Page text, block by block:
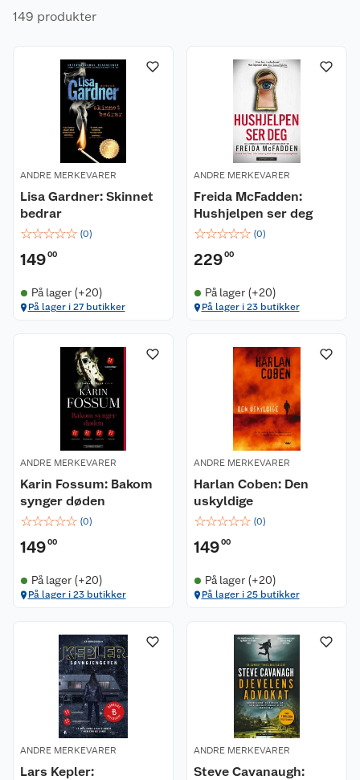
149 produkter
ANDRE MERKEVARER
Lisa Gardner: Skinnet
bedrar
☆☆☆☆☆ (0)
14900
På lager (+20)
På lager i 27 butikker
ANDRE MERKEVARER
Freida McFadden:
Hushjelpen ser deg
☆☆☆☆☆ (0)
22900
På lager (+20)
På lager i 23 butikker
ANDRE MERKEVARER
Karin Fossum: Bakom
synger døden
☆☆☆☆☆ (0)
14900
På lager (+20)
På lager i 23 butikker
ANDRE MERKEVARER
Harlan Coben: Den
uskyldige
☆☆☆☆☆ (0)
14900
På lager (+20)
På lager i 25 butikker
ANDRE MERKEVARER
Lars Kepler:
ANDRE MERKEVARER
Steve Cavanaugh: